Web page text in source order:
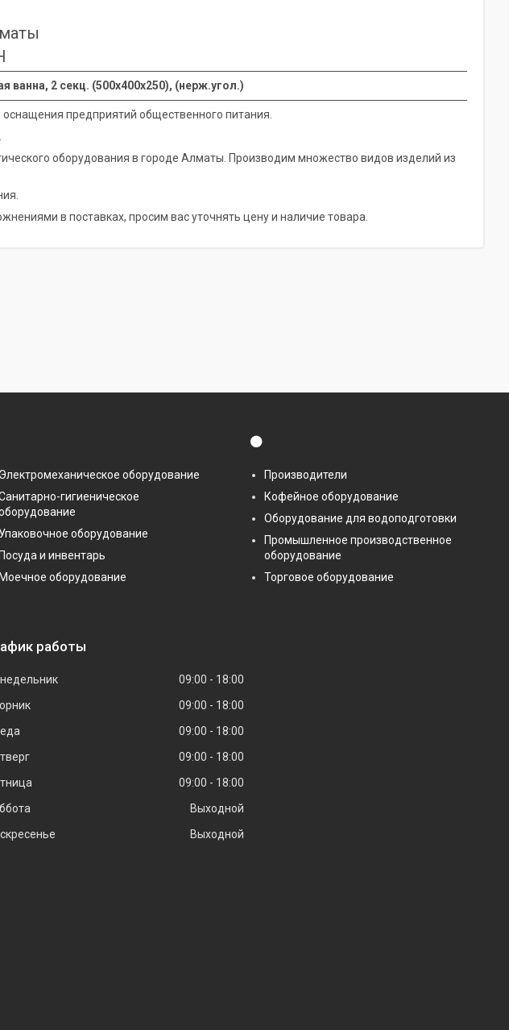
2 секц. (500х400х250), (нерж.угол.)
предприятий общественного питания.
оборудования в городе Алматы. Производим множество видов изделий из
в поставках, просим вас уточнять цену и наличие товара.
Электромеханическое оборудование
гигиеническое
Упаковочное оборудование
Посуда и инвентарь
Моечное оборудование
⚫
Производители
Кофейное оборудование
Оборудование для водоподготовки
Промышленное производственное
оборудование
Торговое оборудование
работы
09:00
18:00
09:00
18:00
09:00
18:00
09:00
18:00
09:00
18:00
Выходной
Выходной